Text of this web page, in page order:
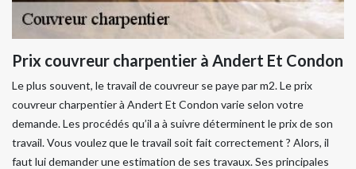
Prix couvreur charpentier à Andert Et Condon
Le plus souvent, le travail de couvreur se paye par m2. Le prix
couvreur charpentier à Andert Et Condon varie selon votre
demande. Les procédés qu’il a à suivre déterminent le prix de son
travail. Vous voulez que le travail soit fait correctement ? Alors, il
faut lui demander une estimation de ses travaux. Ses principales